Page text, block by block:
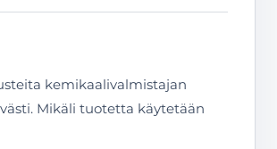
kemikaalivalmistajan
Mikäli tuotetta käytetään